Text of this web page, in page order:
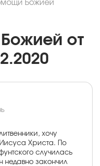
Божией
от
хочу
Христа. По
случилась
закончил